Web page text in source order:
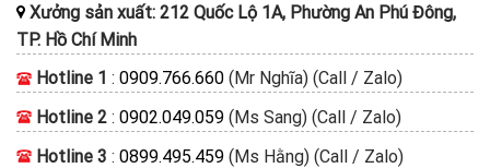
Xưởng sản xuất: 212 Quốc Lộ 1A, Phường An Phú Đông,
TP. Hồ Chí Minh
Hotline 1 : 0909.766.660 (Mr Nghĩa) (Call / Zalo)
Hotline 2 : 0902.049.059 (Ms Sang) (Call / Zalo)
Hotline 3 : 0899.495.459 (Ms Hằng) (Call / Zalo)